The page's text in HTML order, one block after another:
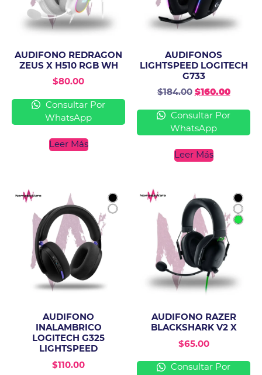
AUDIFONO REDRAGON
ZEUS X H510 RGB WH
$80.00
Consultar Por
WhatsApp
Leer Más
AUDIFONOS
LIGHTSPEED LOGITECH
G733
$184.00 $160.00
Consultar Por
WhatsApp
Leer Más
AUDIFONO
INALAMBRICO
LOGITECH G325
LIGHTSPEED
$110.00
AUDIFONO RAZER
BLACKSHARK V2 X
$65.00
Consultar Por